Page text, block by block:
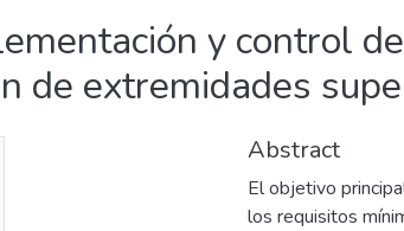
y control
de extremidades
Abstract
El objetivo
los requisitos